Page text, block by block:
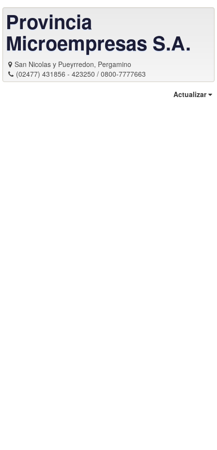
Provincia
Microempresas S.A.
San Nicolas y Pueyrredon, Pergamino
(02477) 431856 - 423250 / 0800-7777663
Actualizar